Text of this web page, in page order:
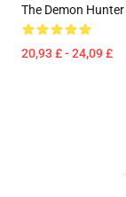
The Demon Hunter
20,93 £ - 24,09 £